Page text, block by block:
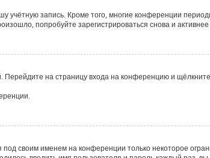
учётную запись. Кроме того, многие конференции
попробуйте зарегистрироваться снова и активнее
Перейдите на страницу входа на конференцию и
под своим именем на конференции только некоторое